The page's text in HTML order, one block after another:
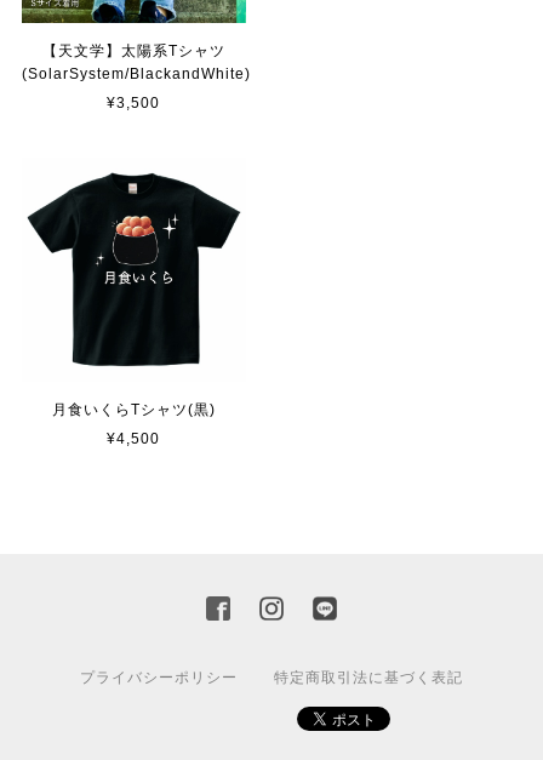
【天文学】太陽系Tシャツ
(SolarSystem/BlackandWhite)
¥3,500
月食いくらTシャツ(黒)
¥4,500
プライバシーポリシー 特定商取引法に基づく表記